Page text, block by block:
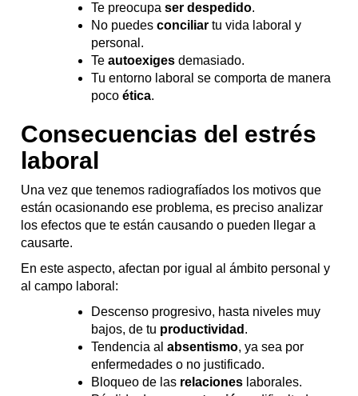
Te preocupaser despedido.
No puedesconciliartu vida laboral y
personal.
Teautoexigesdemasiado.
Tu entorno laboral se comporta de manera
pocoética.
Consecuencias del estrés
laboral
Una vez que tenemos radiografíados los motivos que
están ocasionando ese problema, es preciso analizar
los efectos que te están causando o pueden llegar a
causarte.
En este aspecto, afectan por igual al ámbito personal y
al campo laboral:
Descenso progresivo, hasta niveles muy
bajos, de tu productividad .
Tendencia alabsentismo, ya sea por
enfermedades o no justificado.
Bloqueo de las relaciones laborales.